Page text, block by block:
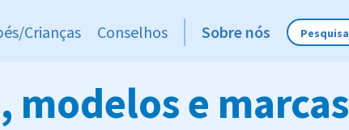
Crianças Conselhos Sobre nós
e marcas